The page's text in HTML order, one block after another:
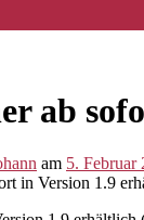
ab
am 5. Februar